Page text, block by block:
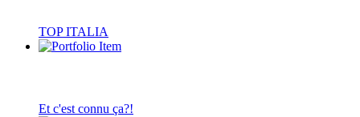
TOP ITALIA
Et c'est connu ça?!